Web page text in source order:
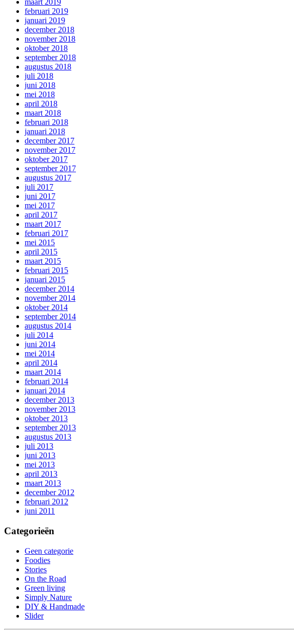
maart 2019
februari 2019
januari 2019
december 2018
november 2018
oktober 2018
september 2018
augustus 2018
juli 2018
juni 2018
mei 2018
april 2018
maart 2018
februari 2018
januari 2018
december 2017
november 2017
oktober 2017
september 2017
augustus 2017
juli 2017
juni 2017
mei 2017
april 2017
maart 2017
februari 2017
mei 2015
april 2015
maart 2015
februari 2015
januari 2015
december 2014
november 2014
oktober 2014
september 2014
augustus 2014
juli 2014
juni 2014
mei 2014
april 2014
maart 2014
februari 2014
januari 2014
december 2013
november 2013
oktober 2013
september 2013
augustus 2013
juli 2013
juni 2013
mei 2013
april 2013
maart 2013
december 2012
februari 2012
juni 2011
Categorieën
Geen categorie
Foodies
Stories
On the Road
Green living
Simply Nature
DIY & Handmade
Slider